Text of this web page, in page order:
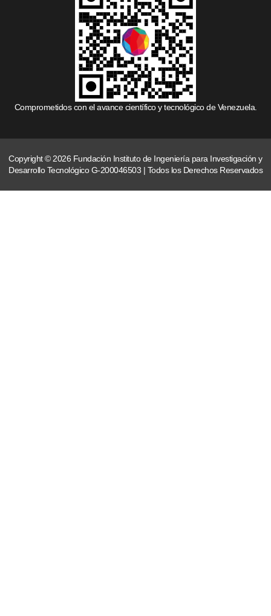
Comprometidos con el avance científico y tecnológico de Venezuela.
Copyright © 2026 Fundación Instituto de Ingeniería para Investigación y
Desarrollo Tecnológico G-200046503 | Todos los Derechos Reservados